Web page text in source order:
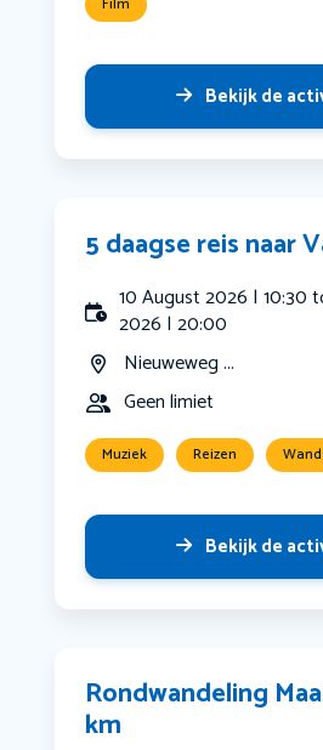
Film
Bekijk de
5 daagse reis naar
10 August 2026 | 10:30
2026 | 20:00
Nieuweweg ...
Geen limiet
Muziek Reizen
Bekijk de
Rondwandeling
km